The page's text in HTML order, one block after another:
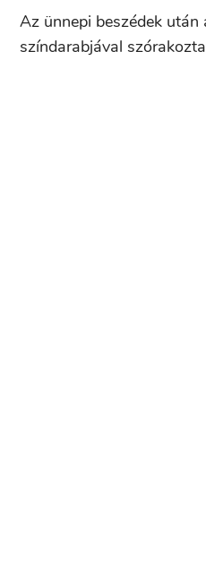
Az ünnepi beszédek
színdarabjával